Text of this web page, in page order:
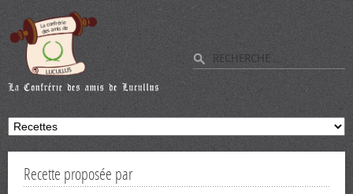
Recette proposée par